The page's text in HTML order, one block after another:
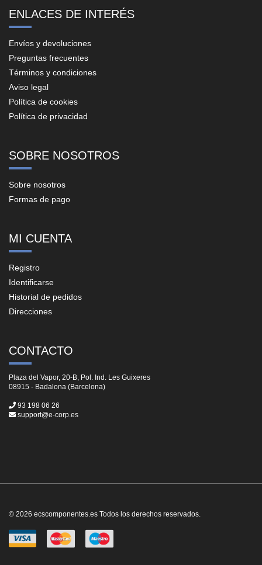
ENLACES DE INTERÉS
Envíos y devoluciones
Preguntas frecuentes
Términos y condiciones
Aviso legal
Política de cookies
Política de privacidad
SOBRE NOSOTROS
Sobre nosotros
Formas de pago
MI CUENTA
Registro
Identificarse
Historial de pedidos
Direcciones
CONTACTO
Plaza del Vapor, 20-B, Pol. Ind. Les Guixeres
08915 - Badalona (Barcelona)
93 198 06 26
support@e-corp.es
© 2026 ecscomponentes.es Todos los derechos reservados.